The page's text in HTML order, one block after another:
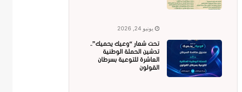
يونيو 24, 2026
تحت شعار “وعيك يحميك”..
تدشين الحملة الوطنية
العاشرة للتوعية بسرطان
القولون